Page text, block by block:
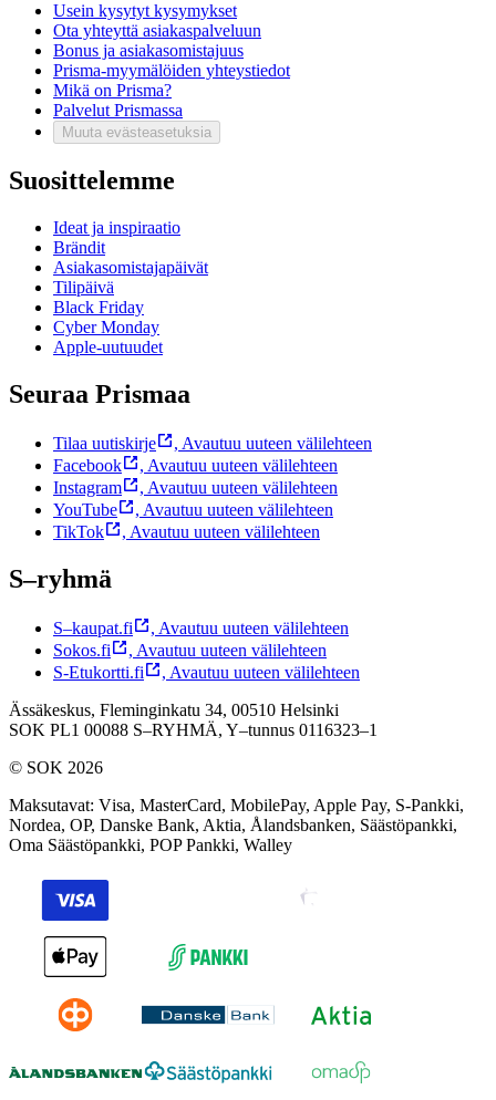
Usein kysytyt kysymykset
Ota yhteyttä asiakaspalveluun
Bonus ja asiakasomistajuus
Prisma-myymälöiden yhteystiedot
Mikä on Prisma?
Palvelut Prismassa
Muuta evästeasetuksia
Suosittelemme
Ideat ja inspiraatio
Brändit
Asiakasomistajapäivät
Tilipäivä
Black Friday
Cyber Monday
Apple-uutuudet
Seuraa Prismaa
Tilaa uutiskirje , Avautuu uuteen välilehteen
Facebook
, Avautuu uuteen välilehteen
Instagram
, Avautuu uuteen välilehteen
YouTube
, Avautuu uuteen välilehteen
TikTok
, Avautuu uuteen välilehteen
S–ryhmä
S–kaupat.fi , Avautuu uuteen välilehteen
Sokos.fi
, Avautuu uuteen välilehteen
S-Etukortti.fi
, Avautuu uuteen välilehteen
Ässäkeskus, Fleminginkatu 34, 00510 Helsinki
SOK PL1 00088 S–RYHMÄ, Y–tunnus 0116323–1
© SOK 2026
Maksutavat: Visa, MasterCard, MobilePay, Apple Pay, S-Pankki,
Nordea, OP, Danske Bank, Aktia, Ålandsbanken, Säästöpankki,
Oma Säästöpankki, POP Pankki, Walley